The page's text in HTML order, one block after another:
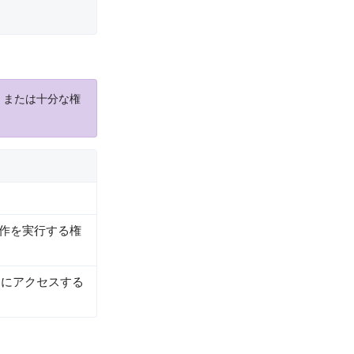
たは十分な権
を実行する権
アクセスする